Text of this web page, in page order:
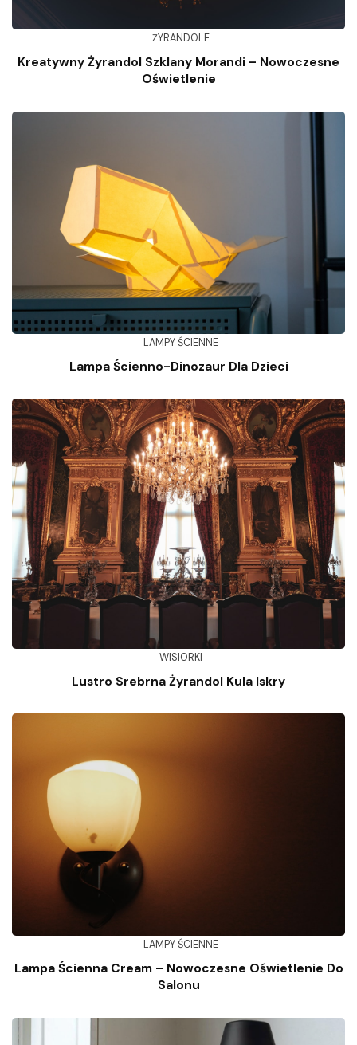
ŻYRANDOLE
Kreatywny Żyrandol Szklany Morandi – Nowoczesne
Oświetlenie
LAMPY ŚCIENNE
Lampa Ścienno-Dinozaur Dla Dzieci
WISIORKI
Lustro Srebrna Żyrandol Kula Iskry
LAMPY ŚCIENNE
Lampa Ścienna Cream – Nowoczesne Oświetlenie Do
Salonu